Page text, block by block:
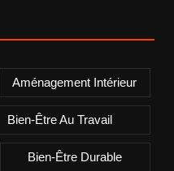
Aménagement Intérieur
Bien-Être Au Travail
Bien-Être Durable